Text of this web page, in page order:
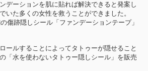
デーションを肌に貼れば解決できると発案し
いた多くの女性を救うことができました。
傷跡隠しシール「ファンデーションテープ」
ールすることによってタトゥーが隠せること
「水を使わないタトゥー隠しシール」を販売